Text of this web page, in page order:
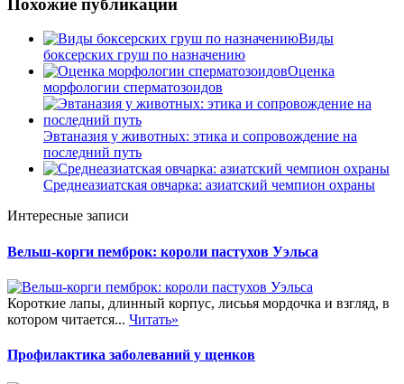
Виды
боксерских груш по назначению
Оценка
морфологии сперматозоидов
Эвтаназия у животных: этика и сопровождение на
последний путь
Среднеазиатская овчарка: азиатский чемпион охраны
Интересные записи
Вельш-корги пемброк: короли пастухов Уэльса
Короткие лапы, длинный корпус, лисьья мордочка и взгляд, в
котором читается... Читать»
Профилактика заболеваний у щенков